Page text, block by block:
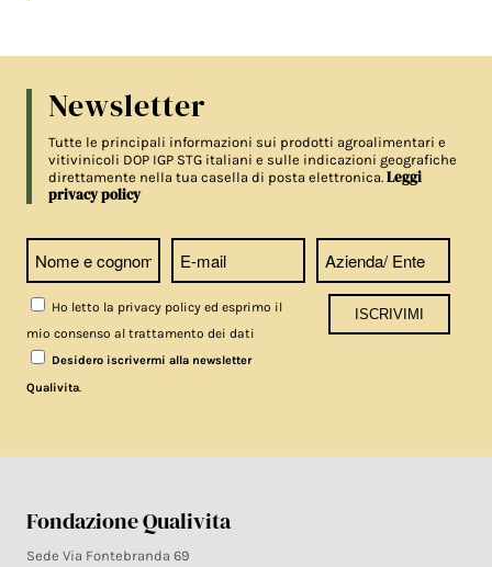
Newsletter
Tutte le principali informazioni sui prodotti agroalimentari e
vitivinicoli DOP IGP STG italiani e sulle indicazioni geografiche
direttamente nella tua casella di posta elettronica.Leggi
privacy policy
Ho letto la privacy policy ed esprimo il
mio consenso al trattamento dei dati
Desidero iscrivermi alla newsletter
Qualivita.
Fondazione Qualivita
Sede Via Fontebranda 69